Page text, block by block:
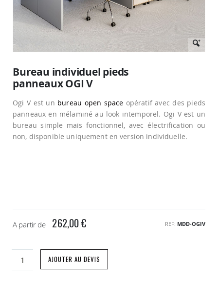
début
de
la
Galerie
d’images
Bureau individuel pieds
panneaux OGI V
Ogi V est un bureau open space opératif avec des pieds
panneaux en mélaminé au look intemporel. Ogi V est un
bureau simple mais fonctionnel, avec électrification ou
non, disponible uniquement en version individuelle.
A partir de 262,00 € REF MDD-OGIV
AJOUTER AU DEVIS